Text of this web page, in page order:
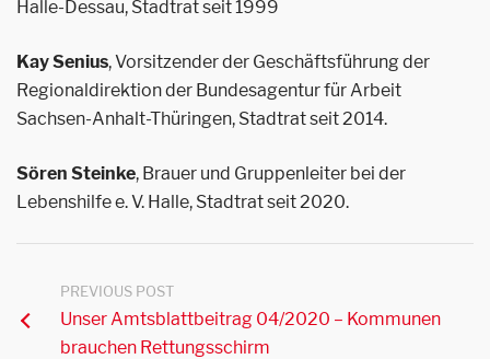
Halle-Dessau, Stadtrat seit 1999
Kay Senius, Vorsitzender der Geschäftsführung der
Regionaldirektion der Bundesagentur für Arbeit
Sachsen-Anhalt-Thüringen, Stadtrat seit 2014.
Sören Steinke, Brauer und Gruppenleiter bei der
Lebenshilfe e. V. Halle, Stadtrat seit 2020.
PREVIOUS POST
Unser Amtsblattbeitrag 04/2020 – Kommunen
brauchen Rettungsschirm